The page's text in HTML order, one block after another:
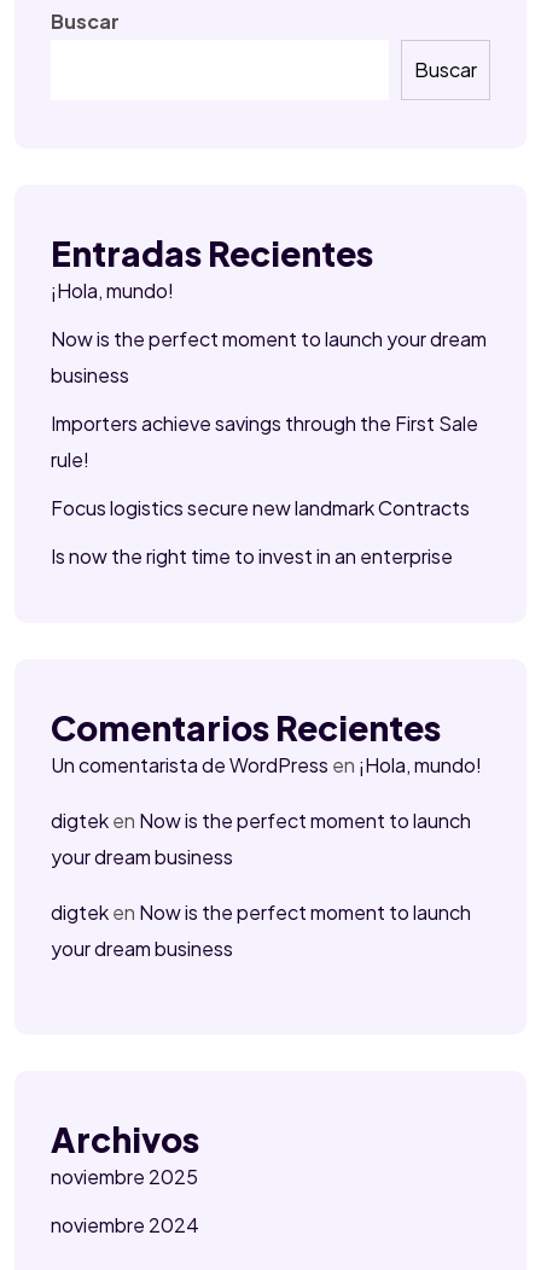
Buscar
Buscar
Entradas Recientes
¡Hola, mundo!
Now is the perfect moment to launch your dream
business
Importers achieve savings through the First Sale
rule!
Focus logistics secure new landmark Contracts
Is now the right time to invest in an enterprise
Comentarios Recientes
Un comentarista de WordPress en ¡Hola, mundo!
digteken Now is the perfect moment to launch
your dream business
digteken Now is the perfect moment to launch
your dream business
Archivos
noviembre 2025
noviembre 2024